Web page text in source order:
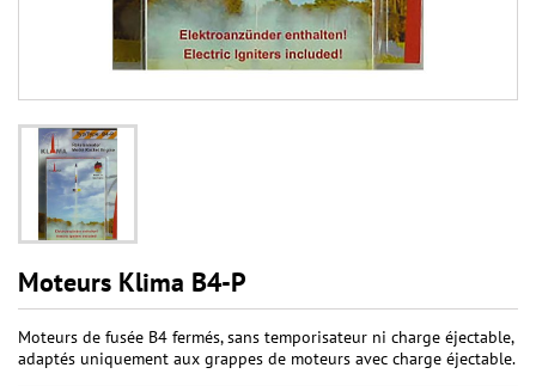
Moteurs Klima B4-P
Moteurs de fusée B4 fermés, sans temporisateur ni charge éjectable,
adaptés uniquement aux grappes de moteurs avec charge éjectable.